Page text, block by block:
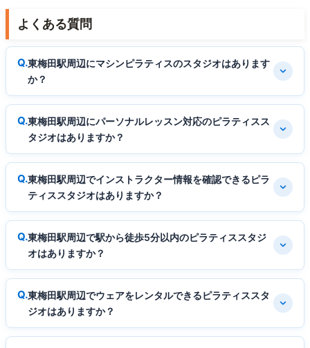
よくある質問
東梅田駅周辺にマシンピラティスのスタジオはあります
か？
東梅田駅周辺にパーソナルレッスン対応のピラティスス
タジオはありますか？
東梅田駅周辺でインストラクター情報を確認できるピラ
ティススタジオはありますか？
東梅田駅周辺で駅から徒歩5分以内のピラティススタジ
オはありますか？
東梅田駅周辺でウェアをレンタルできるピラティススタ
ジオはありますか？